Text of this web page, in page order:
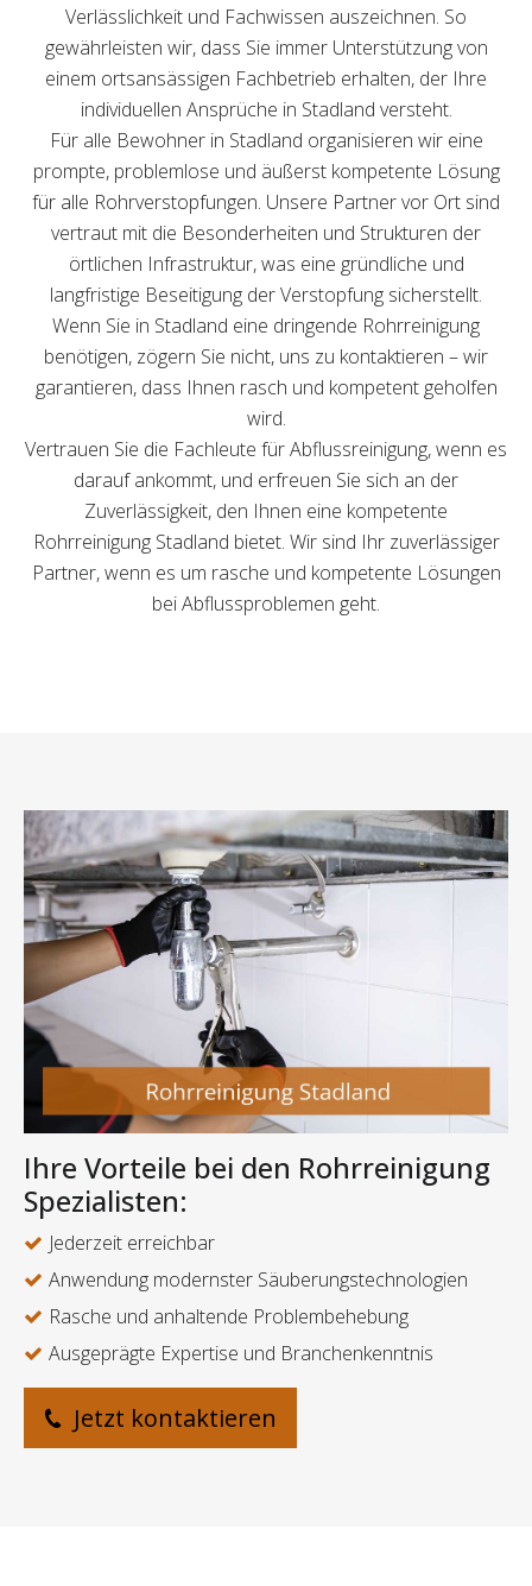
Verlässlichkeit und Fachwissen auszeichnen. So
gewährleisten wir, dass Sie immer Unterstützung von
einem ortsansässigen Fachbetrieb erhalten, der Ihre
individuellen Ansprüche in Stadland versteht.
Für alle Bewohner in Stadland organisieren wir eine
prompte, problemlose und äußerst kompetente Lösung
für alle Rohrverstopfungen. Unsere Partner vor Ort sind
vertraut mit die Besonderheiten und Strukturen der
örtlichen Infrastruktur, was eine gründliche und
langfristige Beseitigung der Verstopfung sicherstellt.
Wenn Sie in Stadland eine dringende Rohrreinigung
benötigen, zögern Sie nicht, uns zu kontaktieren – wir
garantieren, dass Ihnen rasch und kompetent geholfen
wird.
Vertrauen Sie die Fachleute für Abflussreinigung, wenn es
darauf ankommt, und erfreuen Sie sich an der
Zuverlässigkeit, den Ihnen eine kompetente
Rohrreinigung Stadland bietet. Wir sind Ihr zuverlässiger
Partner, wenn es um rasche und kompetente Lösungen
bei Abflussproblemen geht.
Ihre Vorteile bei den Rohrreinigung
Spezialisten:
Jederzeit erreichbar
Anwendung modernster Säuberungstechnologien
Rasche und anhaltende Problembehebung
Ausgeprägte Expertise und Branchenkenntnis
Jetzt kontaktieren